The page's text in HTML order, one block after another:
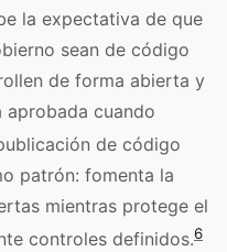
la expectativa de que
sean de código
de forma abierta y
aprobada cuando
de código
patrón: fomenta la
mientras protege el
controles definidos.6